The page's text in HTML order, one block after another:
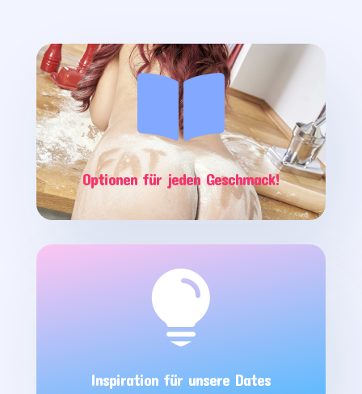

Optionen für jeden Geschmack!

Inspiration für unsere Dates